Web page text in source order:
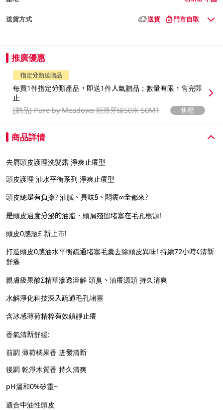
送貨方式 送貨 門市自取
推廣優惠
指定分類送贈品
每買1件指定分類產品，即送1件人氣贈品；數量有限，售完即
止
[贈品]Pure by Meadows 順滑牙線50米 50MT 售罄
商品詳情
去屑頭皮護理洗髮露 淨爽止癢型
頭皮護理 油水平衡系列 淨爽止癢型
頭皮總是有負擔? 油膩、異味§、悶癢∞全都來?
是頭皮過度分泌的油脂、頭屑殘留堵塞在毛孔根源!
頭皮0感瓶£ 新上市!
打造頭皮0感油水平衡疏通堵塞毛囊去除頭皮異味! 持續72小時¢清新
舒癢
親膚級果酸Σ精華滲透溶解 頭臭、油癢源頭 持久清爽
水解淨化科技深入疏通毛孔堵塞
含冰感薄荷精粹有效鎮靜止癢
香氣清新舒緩:
前調 薄荷橘果香 迸發清新
後調 乾淨木質香 持久清爽
pH溫和0%矽靈~
適合中油性頭皮